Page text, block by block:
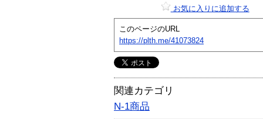
お気に入りに追加する
このページのURL
https://plth.me/41073824
関連カテゴリ
N-1商品